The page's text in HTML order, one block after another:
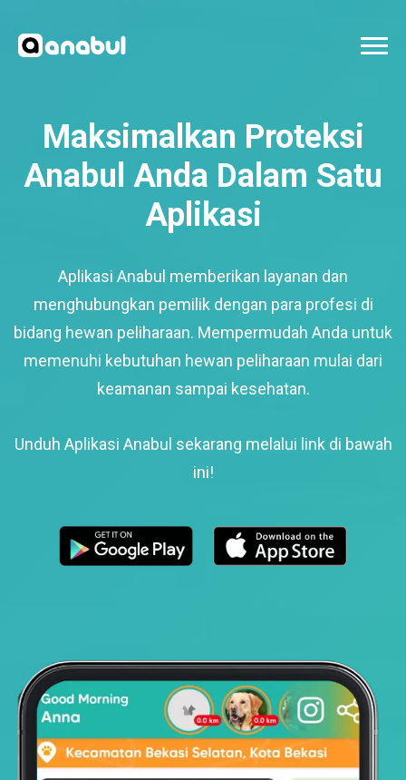
Maksimalkan Proteksi
Anabul Anda Dalam Satu
Aplikasi
Aplikasi Anabul memberikan layanan dan
menghubungkan pemilik dengan para profesi di
bidang hewan peliharaan. Mempermudah Anda untuk
memenuhi kebutuhan hewan peliharaan mulai dari
keamanan sampai kesehatan.
Unduh Aplikasi Anabul sekarang melalui link di bawah
ini!